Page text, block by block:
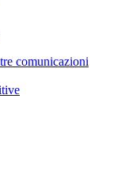
comunicazioni